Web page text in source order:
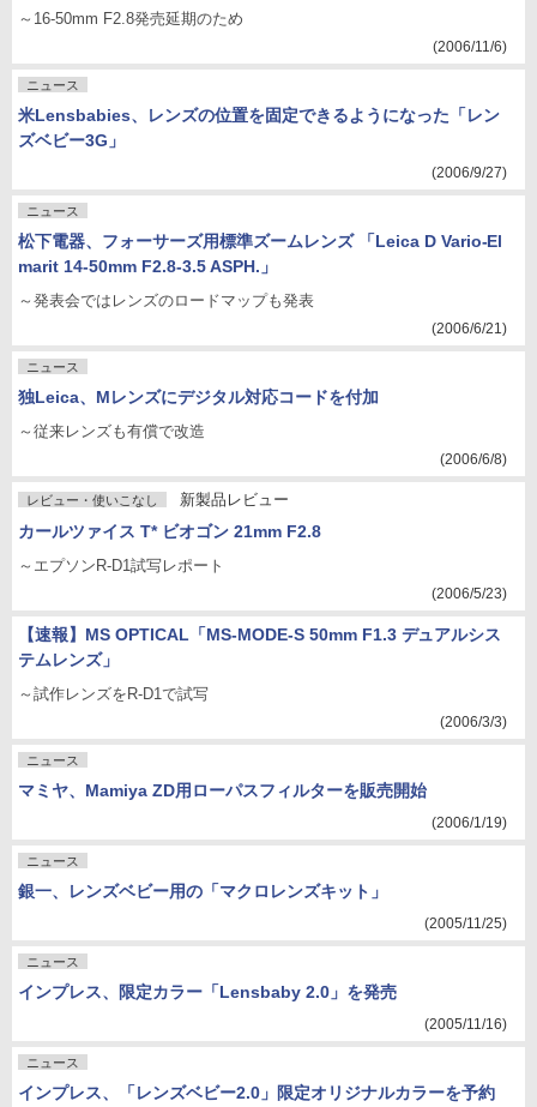
～16-50mm F2.8発売延期のため
(2006/11/6)
ニュース
米Lensbabies、レンズの位置を固定できるようになった「レン
ズベビー3G」
(2006/9/27)
ニュース
松下電器、フォーサーズ用標準ズームレンズ 「Leica D Vario-El
marit 14-50mm F2.8-3.5 ASPH.」
～発表会ではレンズのロードマップも発表
(2006/6/21)
ニュース
独Leica、Mレンズにデジタル対応コードを付加
～従来レンズも有償で改造
(2006/6/8)
レビュー・使いこなし 新製品レビュー
カールツァイス T* ビオゴン 21mm F2.8
～エプソンR-D1試写レポート
(2006/5/23)
【速報】MS OPTICAL「MS-MODE-S 50mm F1.3 デュアルシス
テムレンズ」
～試作レンズをR-D1で試写
(2006/3/3)
ニュース
マミヤ、Mamiya ZD用ローパスフィルターを販売開始
(2006/1/19)
ニュース
銀一、レンズベビー用の「マクロレンズキット」
(2005/11/25)
ニュース
インプレス、限定カラー「Lensbaby 2.0」を発売
(2005/11/16)
ニュース
インプレス、「レンズベビー2.0」限定オリジナルカラーを予約